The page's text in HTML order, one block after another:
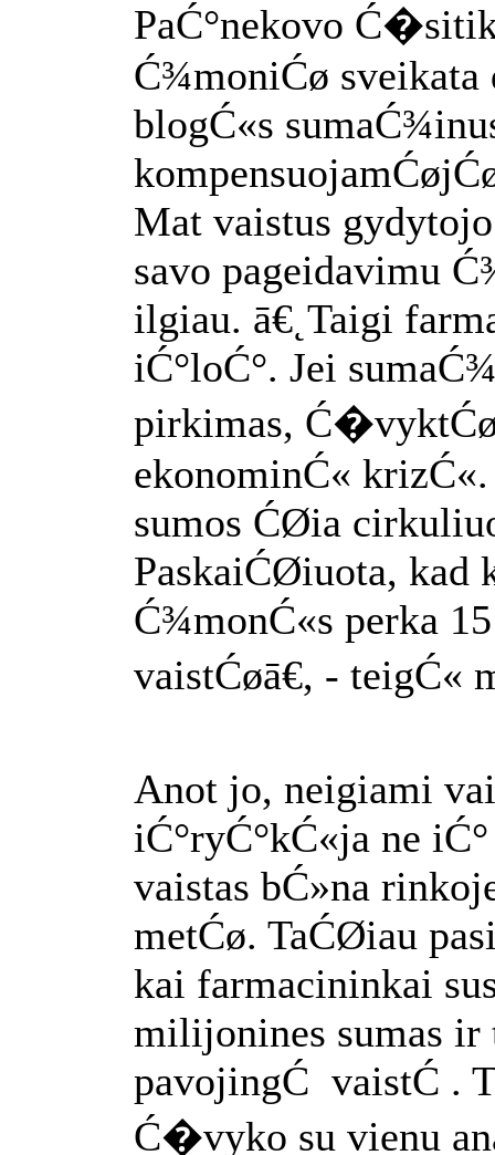
PaĆ°nekovo
Ć¾moniĆø sveikata
blogĆ«s
Mat vaistus
savo pageidavimu
ilgiau. ā€˛Taigi
iĆ°loĆ°. Jei
pirkimas,
ekonominĆ«
sumos ĆØia
PaskaiĆØiuota, kad
Ć¾monĆ«s perka
vaistĆøā€, - teigĆ«
Anot jo, neigiami
iĆ°ryĆ°kĆ«ja ne
vaistas bĆ»na
metĆø. TaĆØiau
kai farmacininkai
milijonines sumas ir
pavojingĆ vaistĆ .
Ć�vyko su vienu